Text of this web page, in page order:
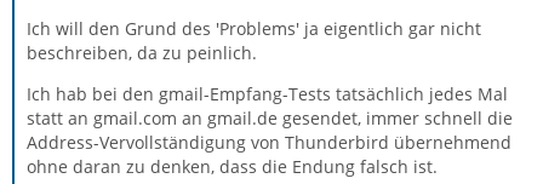
Ich will den Grund des 'Problems' ja eigentlich gar nicht
beschreiben, da zu peinlich.
Ich hab bei den gmail-Empfang-Tests tatsächlich jedes Mal
statt an gmail.com an gmail.de gesendet, immer schnell die
Address-Vervollständigung von Thunderbird übernehmend
ohne daran zu denken, dass die Endung falsch ist.